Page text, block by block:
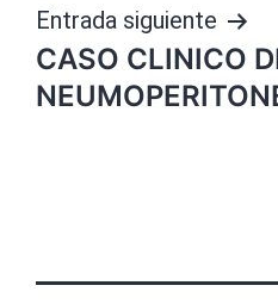
Entrada siguiente
CASO CLINICO